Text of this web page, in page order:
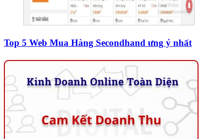
Top 5 Web Mua Hàng Secondhand ưng ý nhất